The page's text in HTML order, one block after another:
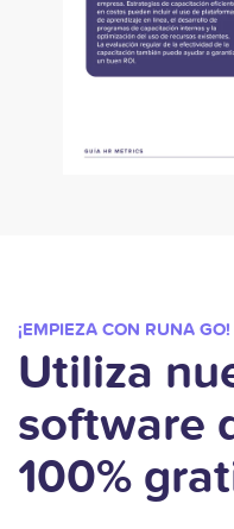
¡EMPIEZA CON RUNA GO!
Utiliza
software
100%